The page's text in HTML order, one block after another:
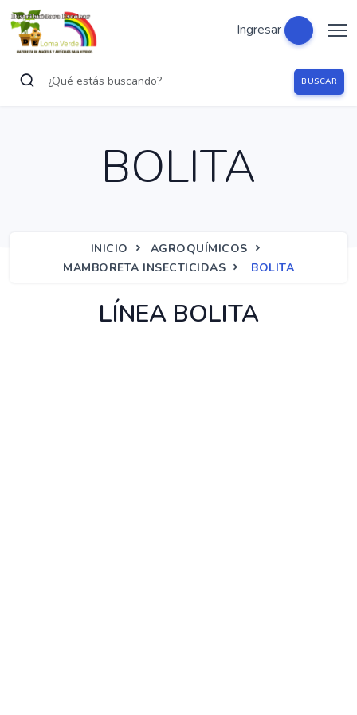
Ingresar
BUSCAR
BOLITA
INICIO
AGROQUÍMICOS
MAMBORETA INSECTICIDAS
BOLITA
LÍNEA BOLITA